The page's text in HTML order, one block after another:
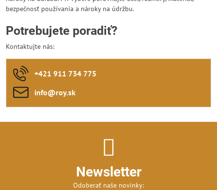
bezpečnosť používania a nároky na údržbu.
Potrebujete poradiť?
Kontaktujte nás:
+421 911 734 775
info​@roy​.sk
Newsletter
Odoberať naše novinky: